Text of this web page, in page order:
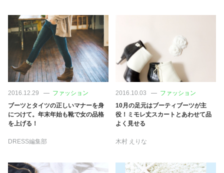
2016.12.29
ファッション
ブーツとタイツの正しいマナーを身
につけて。年末年始も靴で女の品格
を上げる！
DRESS編集部
2016.10.03
ファッション
10月の足元はブーティブーツが主
役！ミモレ丈スカートとあわせて品
よく見せる
木村 えりな